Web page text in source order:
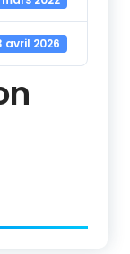
avril 2026